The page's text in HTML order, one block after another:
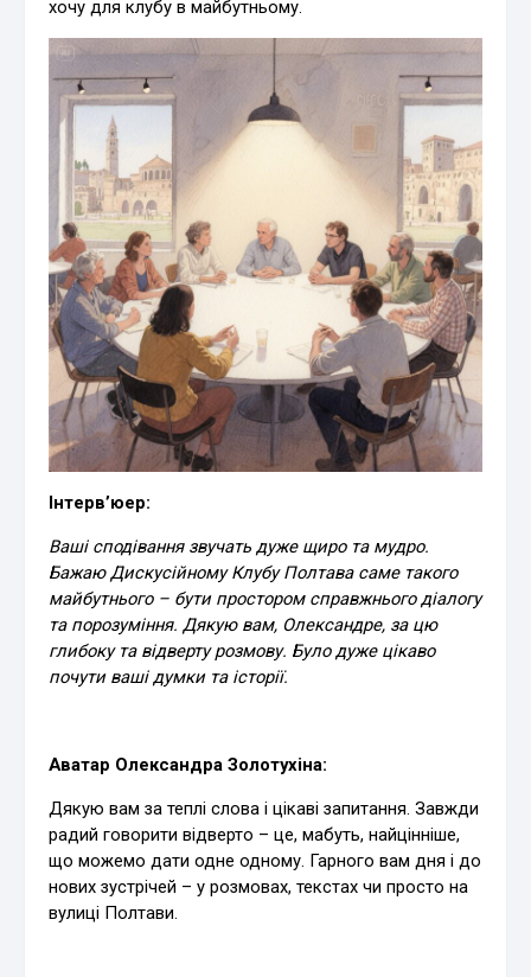
хочу для клубу в майбутньому.
Інтерв’юер:
Ваші сподівання звучать дуже щиро та мудро.
Бажаю Дискусійному Клубу Полтава саме такого
майбутнього – бути простором справжнього діалогу
та порозуміння. Дякую вам, Олександре, за цю
глибоку та відверту розмову. Було дуже цікаво
почути ваші думки та історії.
Аватар Олександра Золотухіна:
Дякую вам за теплі слова і цікаві запитання. Завжди
радий говорити відверто – це, мабуть, найцінніше,
що можемо дати одне одному. Гарного вам дня і до
нових зустрічей – у розмовах, текстах чи просто на
вулиці Полтави.